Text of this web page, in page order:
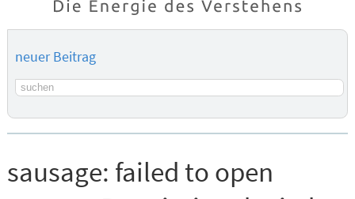
neuer Beitrag
Suchbegriff
sausage: failed to open